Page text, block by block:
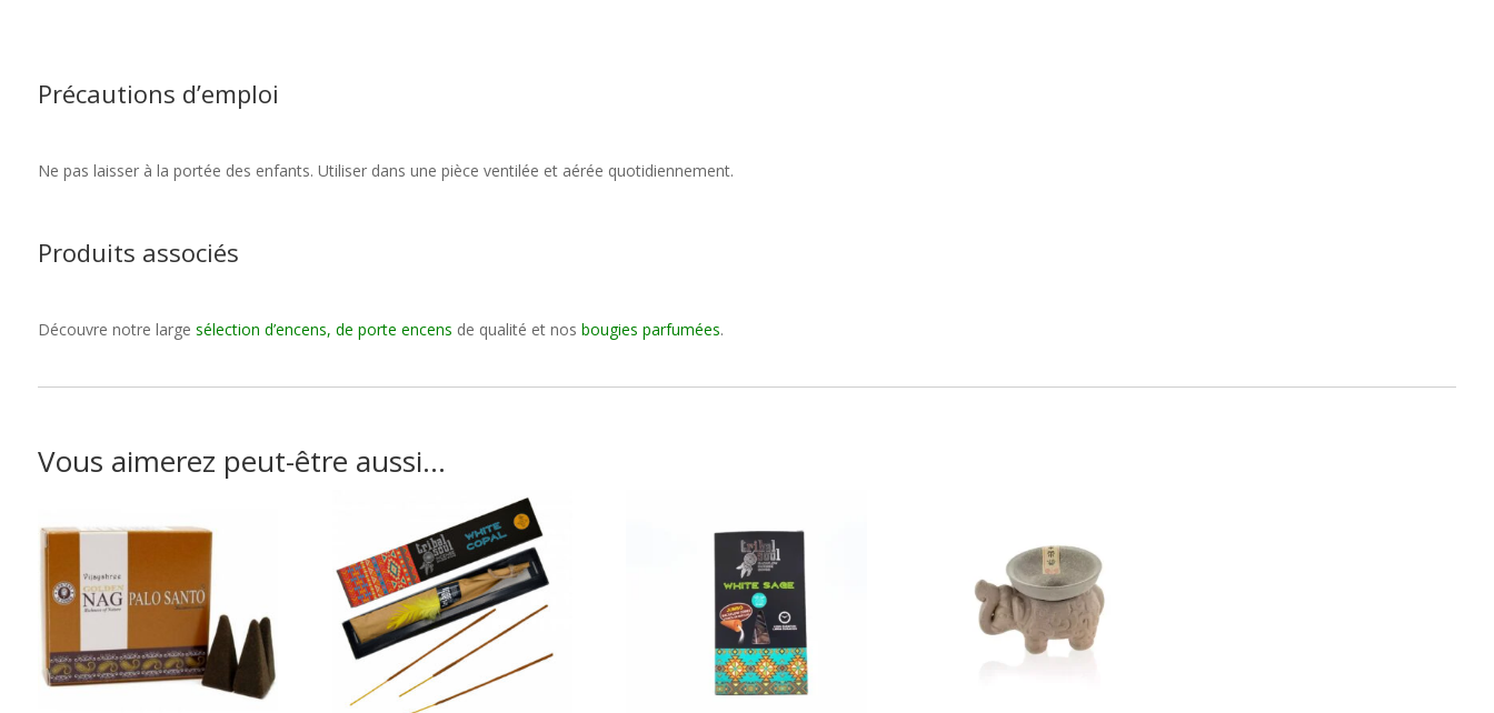
Précautions d’emploi
Ne pas laisser à la portée des enfants. Utiliser dans une pièce ventilée et aérée quotidiennement.
Produits associés
Découvre notre large sélection d’encens, de porte encens de qualité et nos bougies parfumées.
Vous aimerez peut-être aussi…